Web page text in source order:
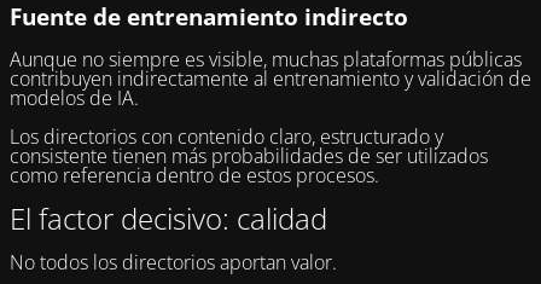
Fuente de entrenamiento indirecto
Aunque no siempre es visible, muchas plataformas públicas
contribuyen indirectamente al entrenamiento y validación de
modelos de IA.
Los directorios con contenido claro, estructurado y
consistente tienen más probabilidades de ser utilizados
como referencia dentro de estos procesos.
El factor decisivo: calidad
No todos los directorios aportan valor.